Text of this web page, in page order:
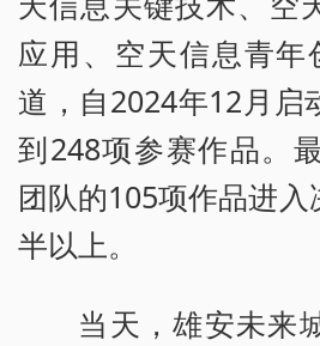
应用、空天信息青年
道，自2024年12月启
到248项参赛作品。
团队的105项作品进
半以上。
当天，雄安未来